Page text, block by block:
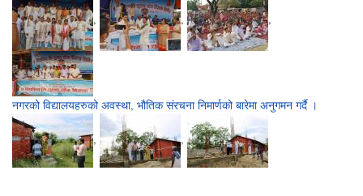
, , ,
नगरको विद्यालयहरुको अवस्था, भौतिक संरचना निमार्णको बारेमा अनुगमन गर्दै ।
, ,